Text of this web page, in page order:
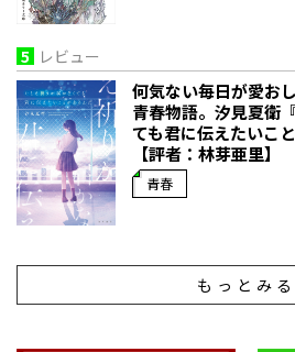
5 レビュー
何気ない毎日が愛お
青春物語。――汐見夏
ても君に伝えたいこ
【評者：林芽亜里】
青春
もっとみる